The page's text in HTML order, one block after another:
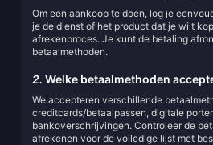
Om een aankoop te doen, log je
je de dienst of het product dat je wilt
afrekenproces. Je kunt de betaling
betaalmethoden.
2. Welke betaalmethoden
We accepteren verschillende
creditcards/betaalpassen, digitale
bankoverschrijvingen. Controleer de
afrekenen voor de volledige lijst met